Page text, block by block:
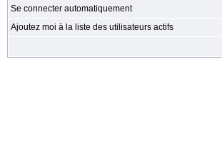
Se connecter automatiquement
Ajoutez moi à la liste des utilisateurs actifs